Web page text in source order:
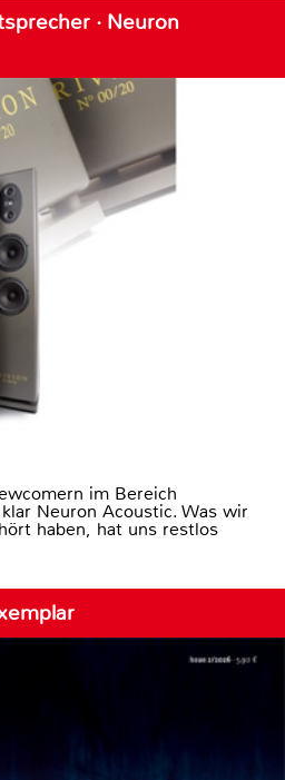
· Neuron
im Bereich
Neuron Acoustic. Was wir
haben, hat uns restlos